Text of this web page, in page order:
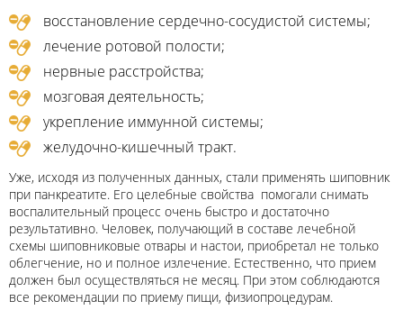
восстановление сердечно-сосудистой системы;
лечение ротовой полости;
нервные расстройства;
мозговая деятельность;
укрепление иммунной системы;
желудочно-кишечный тракт.
Уже, исходя из полученных данных, стали применять шиповник
при панкреатите. Его целебные свойства помогали снимать
воспалительный процесс очень быстро и достаточно
результативно. Человек, получающий в составе лечебной
схемы шиповниковые отвары и настои, приобретал не только
облегчение, но и полное излечение. Естественно, что прием
должен был осуществляться не месяц. При этом соблюдаются
все рекомендации по приему пищи, физиопроцедурам.